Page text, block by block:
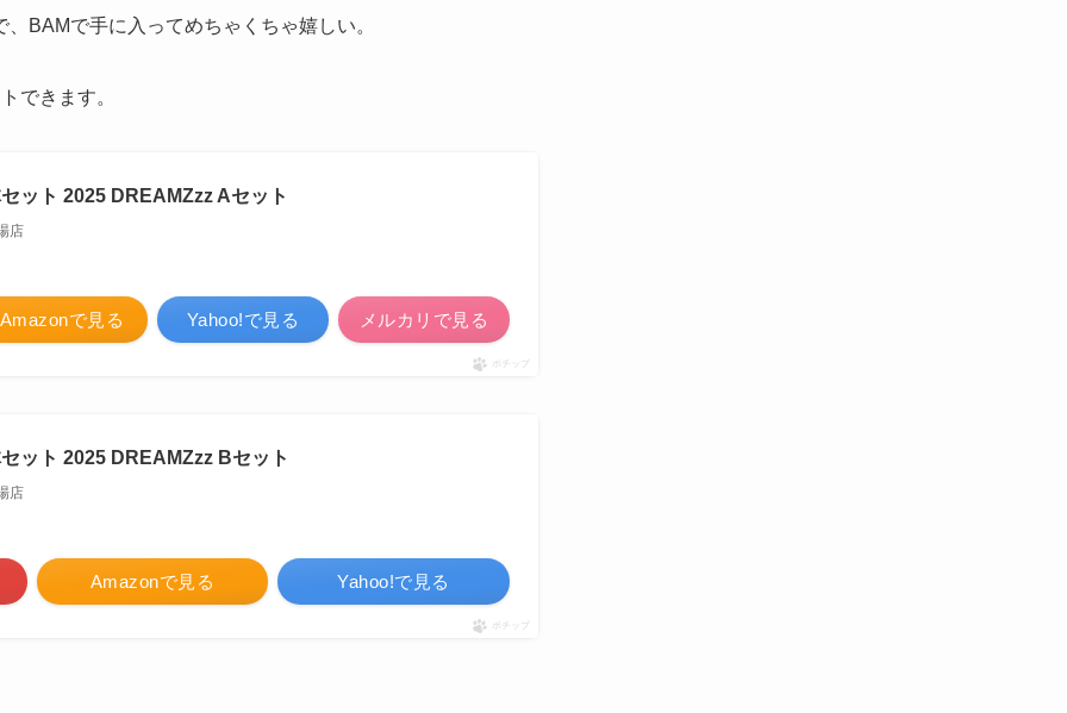
BAMで手に入ってめちゃくちゃ嬉しい。
できます。
ット 2025 DREAMZzz Aセット
店
Amazonで見る Yahoo!で見る メルカリで見る
ポチップ
ット 2025 DREAMZzz Bセット
店
Amazonで見る Yahoo!で見る
ポチップ